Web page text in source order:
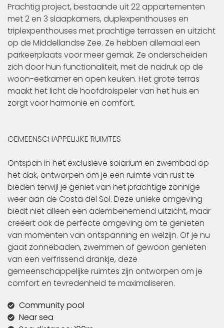
Prachtig project, bestaande uit 22 appartementen
met 2 en 3 slaapkamers, duplexpenthouses en
triplexpenthouses met prachtige terrassen en uitzicht
op de Middellandse Zee. Ze hebben allemaal een
parkeerplaats voor meer gemak. Ze onderscheiden
zich door hun functionaliteit, met de nadruk op de
woon-eetkamer en open keuken. Het grote terras
maakt het licht de hoofdrolspeler van het huis en
zorgt voor harmonie en comfort.
GEMEENSCHAPPELIJKE RUIMTES
Ontspan in het exclusieve solarium en zwembad op
het dak, ontworpen om je een ruimte van rust te
bieden terwijl je geniet van het prachtige zonnige
weer aan de Costa del Sol. Deze unieke omgeving
biedt niet alleen een adembenemend uitzicht, maar
creëert ook de perfecte omgeving om te genieten
van momenten van ontspanning en welzijn. Of je nu
gaat zonnebaden, zwemmen of gewoon genieten
van een verfrissend drankje, deze
gemeenschappelijke ruimtes zijn ontworpen om je
comfort en tevredenheid te maximaliseren.
Community pool
Near sea